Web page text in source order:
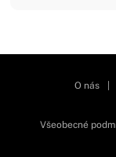
O nás
Všeobecné